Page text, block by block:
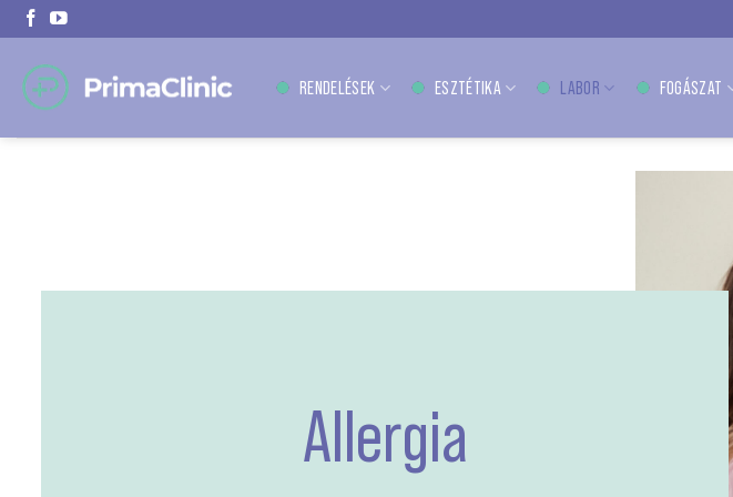
Skip
content
RENDELÉSEK ESZTÉTIKA LABOR FOGÁSZAT
Allergia